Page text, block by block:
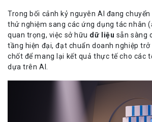
Trong bối cảnh kỷ nguyên AI đang
thử nghiệm sang các ứng dụng tác nhân
quan trọng, việc sở hữu dữ liệu sẵn sàng
tầng hiện đại, đạt chuẩn doanh nghiệp
chốt để mang lại kết quả thực tế cho các
dựa trên AI.